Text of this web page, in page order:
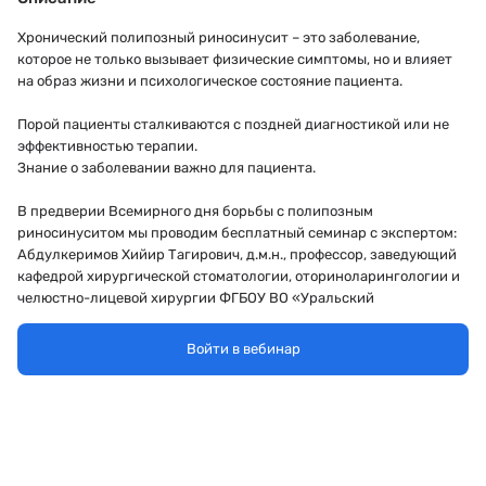
Хронический полипозный риносинусит – это заболевание,
которое не только вызывает физические симптомы, но и влияет
на образ жизни и психологическое состояние пациента.
Порой пациенты сталкиваются с поздней диагностикой или не
эффективностью терапии.
Знание о заболевании важно для пациента.
В предверии Всемирного дня борьбы с полипозным
риносинуситом мы проводим бесплатный семинар с экспертом:
Абдулкеримов Хийир Тагирович, д.м.н., профессор, заведующий
кафедрой хирургической стоматологии, оториноларингологии и
челюстно-лицевой хирургии ФГБОУ ВО «Уральский
государственный медицинский университет» МЗ РФ, главный
внештатный оториноларинголог МЗ Свердловской области и
Войти в вебинар